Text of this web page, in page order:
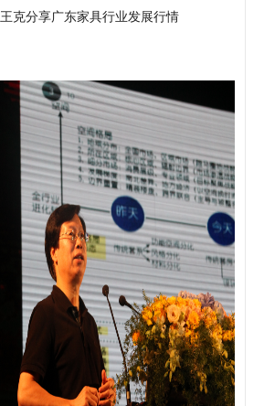
克分享广东家具行业发展行情